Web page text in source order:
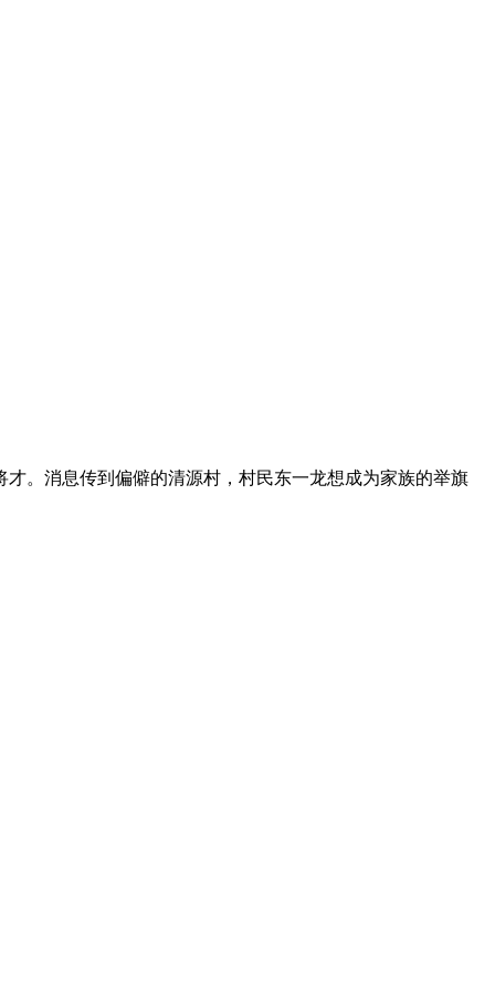
。消息传到偏僻的清源村，村民东一龙想成为家族的举旗